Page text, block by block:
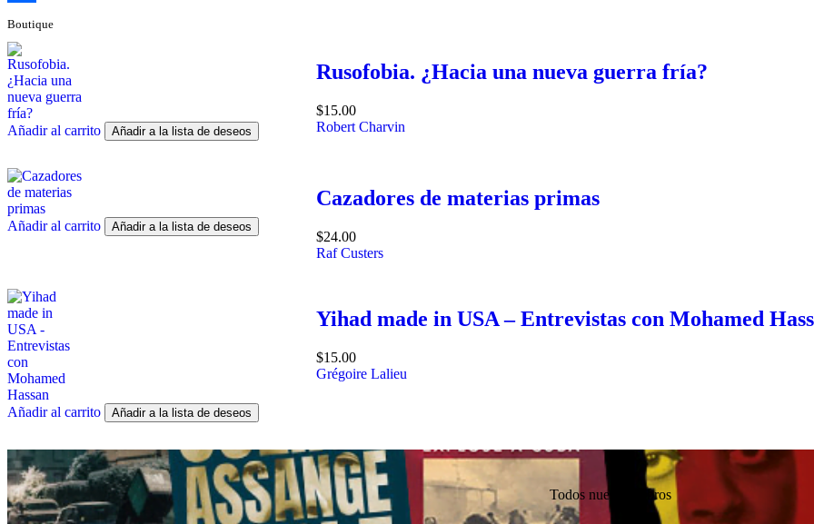
Compartir
Boutique
Añadir al carrito Añadir a la lista de deseos
Rusofobia. ¿Hacia una nueva guerra fría?
$15.00
Robert Charvin
Añadir al carrito Añadir a la lista de deseos
Cazadores de materias primas
$24.00
Raf Custers
Añadir al carrito Añadir a la lista de deseos
Yihad made in USA – Entrevistas con Mohamed
$15.00
Grégoire Lalieu
Todos nuestros libros